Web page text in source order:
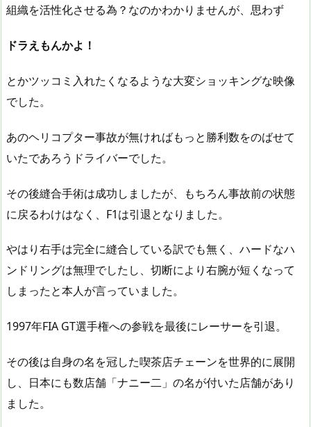
組織を活性化させる為？なのかわかりませんが、思わず
ドラえもんかよ！
とかツッコミ入れたくなるような大変ショッキングな映像
でした。
あのヘリコプター事故が無ければもっと勝利数をのばせて
いたであろうドライバーでした。
その後縫合手術は成功しましたが、もちろん事故前の状態
に戻るわけはなく、F1は引退となりました。
やはり右手は完全に縫合している訳でも無く、ハードなハ
ンドリングは無理でしたし、切断により右腕が短くなって
しまったと本人が言っていました。
1997年FIA GT選手権への参戦を最後にレーサーを引退。
その後は自身の名を冠した喫茶店チェーンを世界的に展開
し、日本にも数店舗「ナニー二」の名が付いた店舗があり
ました。